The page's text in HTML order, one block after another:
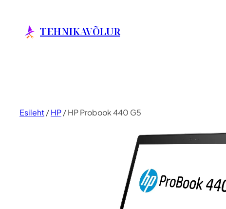
juurde
TEHNIKAVÕLUR
Esileht/HP/ HP Probook 440 G5